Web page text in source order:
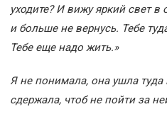
уходите? И вижу яркий свет в
и больше не вернусь. Тебе
Тебе еще надо жить.»
Я не понимала, она ушла
сдержала, чтоб не пойти за